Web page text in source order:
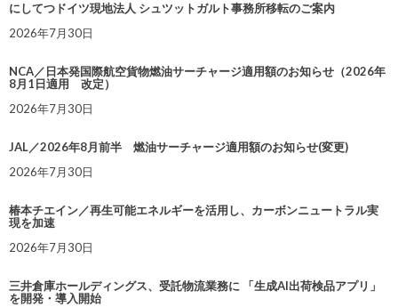
にしてつドイツ現地法人 シュツットガルト事務所移転のご案内
2026年7月30日
NCA／日本発国際航空貨物燃油サーチャージ適用額のお知らせ（2026年
8月1日適用 改定）
2026年7月30日
JAL／2026年8月前半 燃油サーチャージ適用額のお知らせ(変更)
2026年7月30日
椿本チエイン／再生可能エネルギーを活用し、カーボンニュートラル実
現を加速
2026年7月30日
三井倉庫ホールディングス、受託物流業務に 「生成AI出荷検品アプリ」
を開発・導入開始